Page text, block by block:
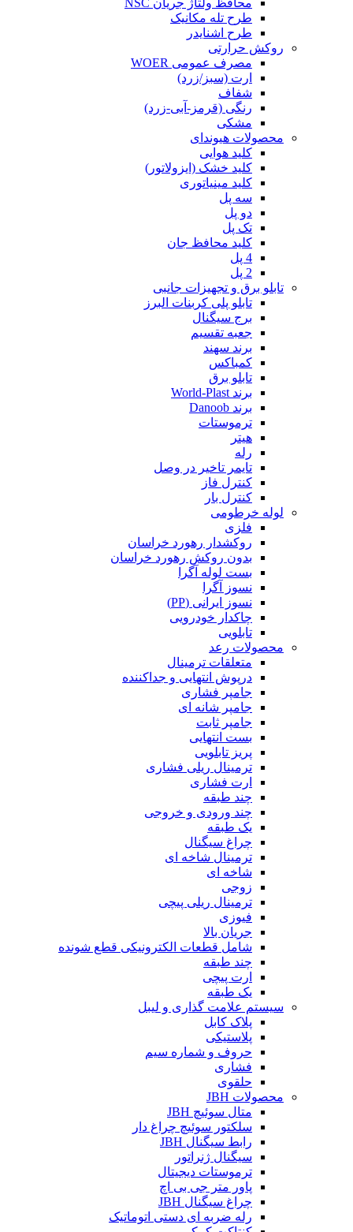
محافظ ولتاژ جریان NSC
طرح تله مکانیک
طرح اشنایدر
روکش حرارتی
مصرف عمومی WOER
ارت (سبز/زرد)
شفاف
رنگی (قرمز-آبی-زرد)
مشکی
محصولات هیوندای
کلید هوایی
کلید خشک (ایزولاتور)
کلید مینیاتوری
سه پل
دو پل
تک پل
کلید محافظ جان
4 پل
2 پل
تابلو برق و تجهیزات جانبی
تابلو پلی کربنات البرز
برج سیگنال
جعبه تقسیم
برند سهند
کمباکس
تابلو برق
برند World-Plast
برند Danoob
ترموستات
هیتر
رله
تایمر تاخیر در وصل
کنترل فاز
کنترل بار
لوله خرطومی
فلزی
روکشدار رهورد خراسان
بدون روکش رهورد خراسان
بست لوله آگرا
نسوز آگرا
نسوز ایرانی (PP)
چاکدار خودرویی
تابلویی
محصولات رعد
متعلقات ترمینال
درپوش انتهایی و جداکننده
جامپر فشاری
جامپر شانه ای
جامپر ثابت
بست انتهایی
پریز تابلویی
ترمینال ریلی فشاری
ارت فشاری
چند طبقه
چند ورودی و خروجی
یک طبقه
چراغ سیگنال
ترمینال شاخه ای
شاخه ای
زوجی
ترمینال ریلی پیچی
فیوزی
جریان بالا
شامل قطعات الکترونیکی قطع شونده
چند طبقه
ارت پیچی
یک طبقه
سیستم علامت گذاری و لیبل
پلاک کابل
پلاستیکی
حروف و شماره سیم
فشاری
حلقوی
محصولات JBH
متال سوئیچ JBH
سلکتور سوئیچ چراغ دار
رابط سیگنال JBH
سیگنال ژنراتور
ترموستات دیجیتال
پاور متر جی بی اچ
چراغ سیگنال JBH
رله ضربه ای دستی اتوماتیک